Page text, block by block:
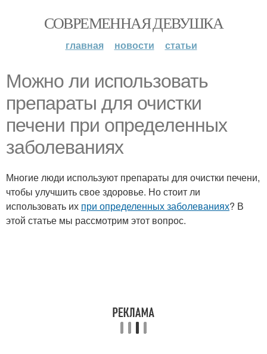
СОВРЕМЕННАЯ ДЕВУШКА
главная новости статьи
Можно ли использовать
препараты для очистки
печени при определенных
заболеваниях
Многие люди используют препараты для очистки печени,
чтобы улучшить свое здоровье. Но стоит ли
использовать их при определенных заболеваниях? В
этой статье мы рассмотрим этот вопрос.